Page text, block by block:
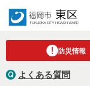
防災情報
よくある質問